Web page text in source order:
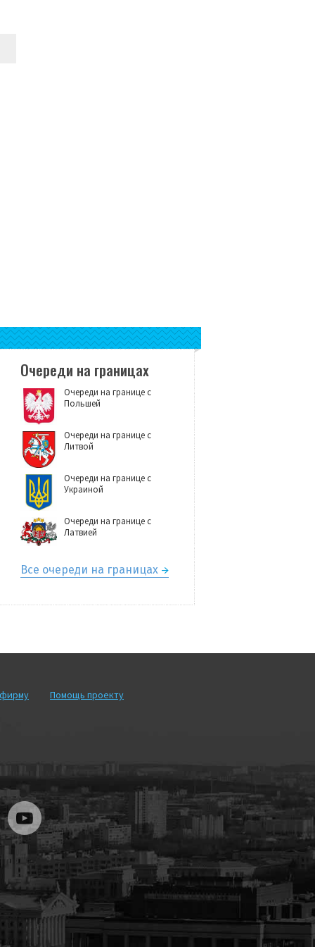
Очереди на границах
Очереди на границе с
Польшей
Очереди на границе с
Литвой
Очереди на границе с
Украиной
Очереди на границе с
Латвией
Все очереди на границах
Помощь проекту